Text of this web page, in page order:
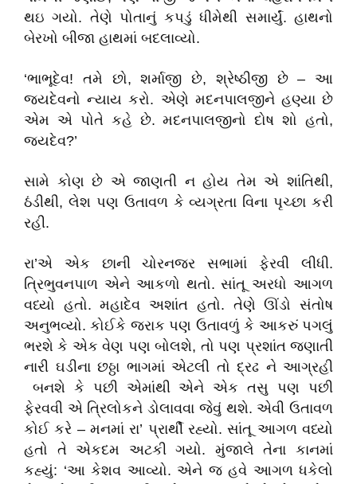
થઇ ગયો. તેણે પોતાનું કપડું ધીમેથી સમાર્યું. હાથનો
બેરખો બીજા હાથમાં બદલાવ્યો.
‘ભાભૂદેવ! તમે છો, શર્માજી છે, શ્રેષ્ઠીજી છે – આ
જયદેવનો ન્યાય કરો. એણે મદનપાલજીને હણ્યા છે
એમ એ પોતે કહે છે. મદનપાલજીનો દોષ શો હતો,
જયદેવ?’
સામે કોણ છે એ જાણતી ન હોય તેમ એ શાંતિથી,
ઠંડીથી, લેશ પણ ઉતાવળ કે વ્યગ્રતા વિના પૃચ્છા કરી
રહી.
રા’એ એક છાની ચોરનજર સભામાં ફેરવી લીધી.
ત્રિભુવનપાળ એને આકળો થતો. સાંતૂ અરધો આગળ
વધ્યો હતો. મહાદેવ અશાંત હતો. તેણે ઊંડો સંતોષ
અનુભવ્યો. કોઈકે જરાક પણ ઉતાવળું કે આકરું પગલું
ભરશે કે એક વેણ પણ બોલશે, તો પણ પ્રશાંત જણાતી
નારી ઘડીના છઠ્ઠા ભાગમાં એટલી તો દ્રઢ ને આગ્રહી
બનશે કે પછી એમાંથી એને એક તસુ પણ પછી
ફેરવવી એ ત્રિલોકને ડોલાવવા જેવું થશે. એવી ઉતાવળ
કોઈ કરે – મનમાં રા’ પ્રાર્થી રહ્યો. સાંતૂ આગળ વધ્યો
હતો તે એકદમ અટકી ગયો. મુંજાલે તેના કાનમાં
કહ્યું: ‘આ કેશવ આવ્યો. એને જ હવે આગળ ધકેલો